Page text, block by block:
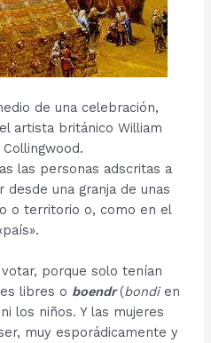
de una celebración,
artista británico William
las personas adscritas a
una granja de unas
o territorio o, como en el
porque solo tenían
libres o boendr (bondien
los niños. Y las mujeres
muy esporádicamente y